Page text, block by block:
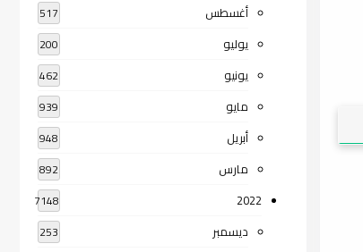
أغسطس 517
يوليو 200
يونيو 462
مايو 939
أبريل 948
مارس 892
2022
7148
ديسمبر 253